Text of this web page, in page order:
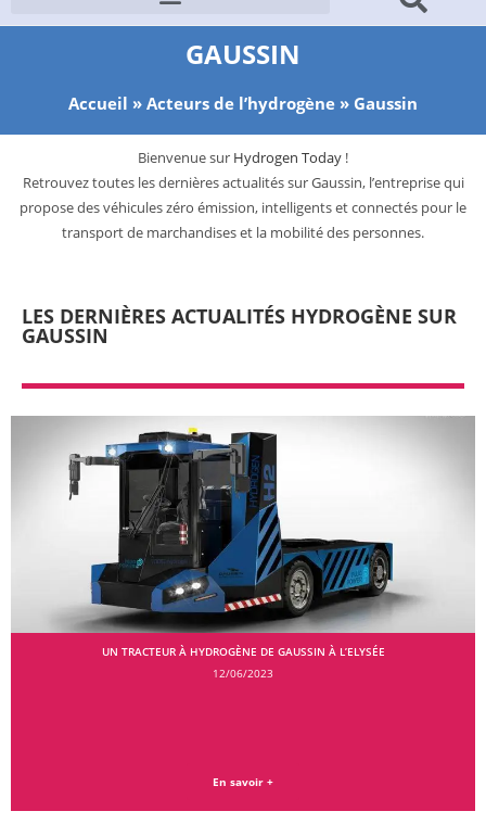
GAUSSIN
Accueil » Acteurs de l’hydrogène » Gaussin
Bienvenue sur Hydrogen Today !
Retrouvez toutes les dernières actualités sur Gaussin, l’entreprise qui
propose des véhicules zéro émission, intelligents et connectés pour le
transport de marchandises et la mobilité des personnes.
LES DERNIÈRES ACTUALITÉS HYDROGÈNE SUR
GAUSSIN
UN TRACTEUR À HYDROGÈNE DE GAUSSIN À L’ELYSÉE
12/06/2023
En savoir +